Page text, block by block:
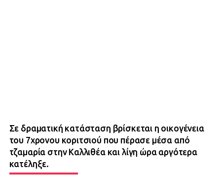
Σε δραματική κατάσταση βρίσκεται η οικογένεια
του 7χρονου κοριτσιού που πέρασε μέσα από
τζαμαρία στην Καλλιθέα και λίγη ώρα αργότερα
κατέληξε.